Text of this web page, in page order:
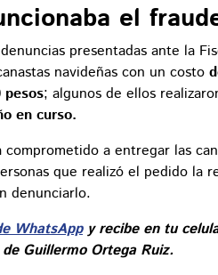
el
presentadas ante la
navideñas con un costo
pesos; algunos de ellos
en curso.
a entregar las
que realizó el pedido
denunciarlo.
WhatsAppy recibe en tu
Guillermo Ortega Ruiz.